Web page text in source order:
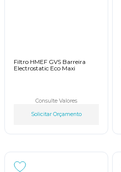
Filtro HMEF GVS Barreira
Electrostatic Eco Maxi
Consulte Valores
Solicitar Orçamento